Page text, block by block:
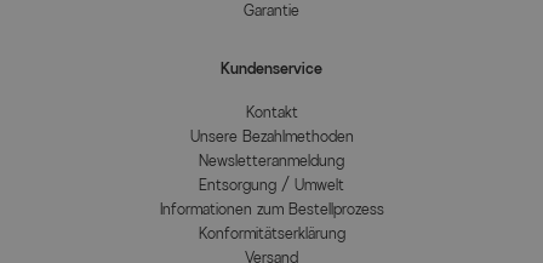
Garantie
Kundenservice
Kontakt
Unsere Bezahlmethoden
Newsletteranmeldung
Entsorgung / Umwelt
Informationen zum Bestellprozess
Konformitätserklärung
Versand